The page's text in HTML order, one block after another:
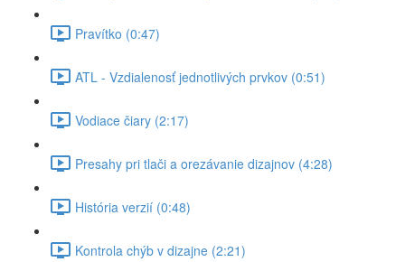
Pravítko (0:47)
ATL - Vzdialenosť jednotlivých prvkov (0:51)
Vodiace čiary (2:17)
Presahy pri tlači a orezávanie dizajnov (4:28)
História verzií (0:48)
Kontrola chýb v dizajne (2:21)